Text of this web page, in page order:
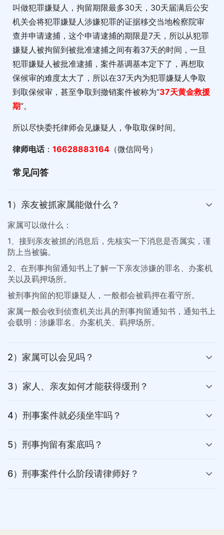
叫做犯罪嫌疑人，拘留期限最多30天，30天届满后公安
机关会将犯罪嫌疑人涉嫌犯罪的证据移交当地检察院审
查并申请逮捕，这个申请逮捕的期限是7天，所以从犯罪
嫌疑人被拘留到被批准逮捕之间有着37天的时间，一旦
犯罪嫌疑人被批准逮捕，案件基调基本定下了，再想取
保候审的难度太大了，所以在37天内为犯罪嫌疑人争取
到取保候审，甚至争取到撤销案件被称为“37天黄金救援
期”。
所以尽快委托律师会见嫌疑人，争取取保时间。
律师电话： 16628883164 （微信同号）
常见问答
1）亲友被抓家属能做什么？
家属可以做什么：
1、接到亲友被抓的消息后，先核实一下消息是否属实，谨
防上当被骗。
2、在刑事拘留通知书上了解一下亲友涉嫌的罪名、办案机
关以及羁押场所。
被刑事拘留的犯罪嫌疑人，一般都会被羁押在看守所。
家属一般会收到侦查机关出具的刑事拘留通知书，通知书上
会载明：涉嫌罪名、办案机关、羁押场所。
2）家属可以会见吗？
3）家人、亲友如何才能获得缓刑？
4）刑事案件就必须坐牢吗？
5）刑事拘留有案底吗？
6）刑事案件什么阶段请律师好？